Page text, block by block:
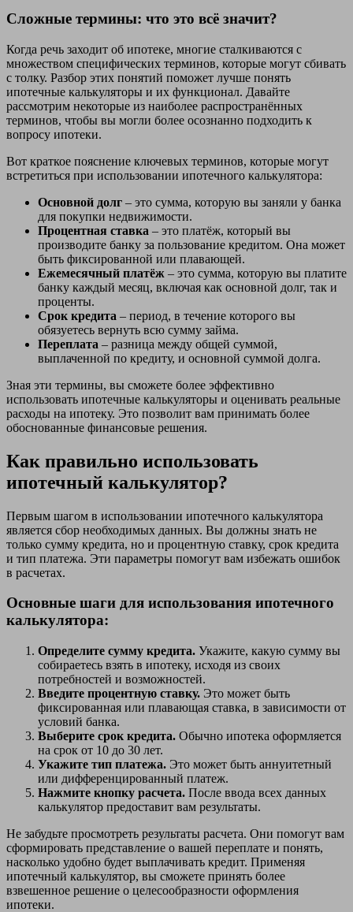
Сложные термины: что это всё значит?
Когда речь заходит об ипотеке, многие сталкиваются с
множеством специфических терминов, которые могут сбивать
с толку. Разбор этих понятий поможет лучше понять
ипотечные калькуляторы и их функционал. Давайте
рассмотрим некоторые из наиболее распространённых
терминов, чтобы вы могли более осознанно подходить к
вопросу ипотеки.
Вот краткое пояснение ключевых терминов, которые могут
встретиться при использовании ипотечного калькулятора:
Основной долг – это сумма, которую вы заняли у банка
для покупки недвижимости.
Процентная ставка – это платёж, который вы
производите банку за пользование кредитом. Она может
быть фиксированной или плавающей.
Ежемесячный платёж – это сумма, которую вы платите
банку каждый месяц, включая как основной долг, так и
проценты.
Срок кредита – период, в течение которого вы
обязуетесь вернуть всю сумму займа.
Переплата – разница между общей суммой,
выплаченной по кредиту, и основной суммой долга.
Зная эти термины, вы сможете более эффективно
использовать ипотечные калькуляторы и оценивать реальные
расходы на ипотеку. Это позволит вам принимать более
обоснованные финансовые решения.
Как правильно использовать
ипотечный калькулятор?
Первым шагом в использовании ипотечного калькулятора
является сбор необходимых данных. Вы должны знать не
только сумму кредита, но и процентную ставку, срок кредита
и тип платежа. Эти параметры помогут вам избежать ошибок
в расчетах.
Основные шаги для использования ипотечного
калькулятора:
Определите сумму кредита. Укажите, какую сумму вы
собираетесь взять в ипотеку, исходя из своих
потребностей и возможностей.
Введите процентную ставку. Это может быть
фиксированная или плавающая ставка, в зависимости от
условий банка.
Выберите срок кредита. Обычно ипотека оформляется
на срок от 10 до 30 лет.
Укажите тип платежа. Это может быть аннуитетный
или дифференцированный платеж.
Нажмите кнопку расчета. После ввода всех данных
калькулятор предоставит вам результаты.
Не забудьте просмотреть результаты расчета. Они помогут вам
сформировать представление о вашей переплате и понять,
насколько удобно будет выплачивать кредит. Применяя
ипотечный калькулятор, вы сможете принять более
взвешенное решение о целесообразности оформления
ипотеки.